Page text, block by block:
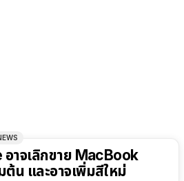
าจเลิกขาย MacBook
ต้น และอาจเพิ่มสีใหม่